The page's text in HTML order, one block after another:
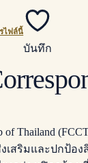
ไฟล์นี้
บันทึก
of Thailand
สริมและปกป้อง